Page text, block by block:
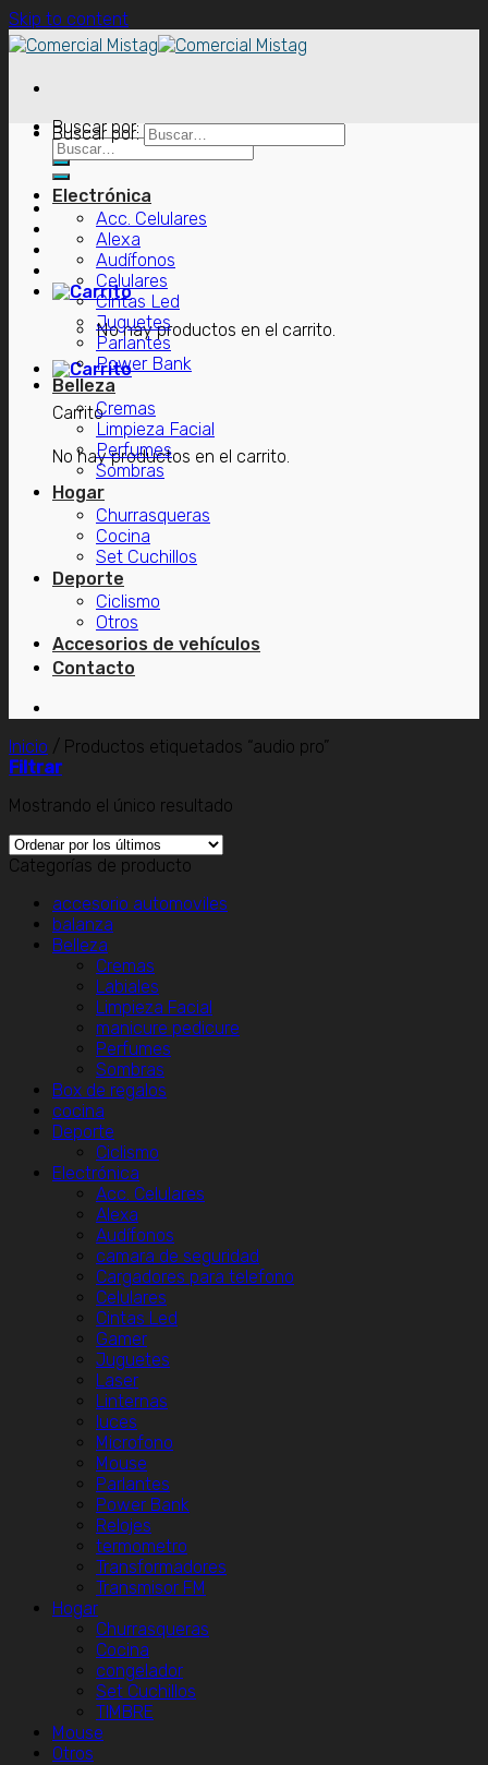
Skip to content
Buscar por:
No hay productos en el carrito.
Carrito
No hay productos en el carrito.
Buscar por:
Electrónica
Acc. Celulares
Alexa
Audífonos
Celulares
Cintas Led
Juguetes
Parlantes
Power Bank
Belleza
Cremas
Limpieza Facial
Perfumes
Sombras
Hogar
Churrasqueras
Cocina
Set Cuchillos
Deporte
Ciclismo
Otros
Accesorios de vehículos
Contacto
Inicio / Productos etiquetados “audio pro”
Filtrar
Mostrando el único resultado
Categorías de producto
accesorio automoviles
balanza
Belleza
Cremas
Labiales
Limpieza Facial
manicure pedicure
Perfumes
Sombras
Box de regalos
cocina
Deporte
Ciclismo
Electrónica
Acc. Celulares
Alexa
Audífonos
camara de seguridad
Cargadores para telefono
Celulares
Cintas Led
Gamer
Juguetes
Laser
Linternas
luces
Microfono
Mouse
Parlantes
Power Bank
Relojes
termometro
Transformadores
Transmisor FM
Hogar
Churrasqueras
Cocina
congelador
Set Cuchillos
TIMBRE
Mouse
Otros